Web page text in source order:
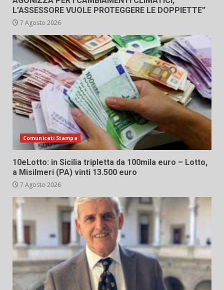
L’ASSESSORE VUOLE PROTEGGERE LE DOPPIETTE”
7 Agosto 2026
Comunicati Stampa
10eLotto: in Sicilia tripletta da 100mila euro – Lotto,
a Misilmeri (PA) vinti 13.500 euro
7 Agosto 2026